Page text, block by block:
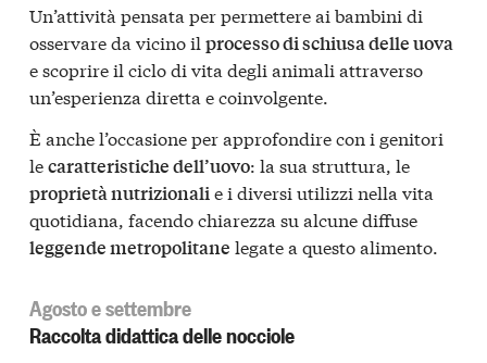
Un’attività pensata per permettere ai bambini di
osservare da vicino il processo di schiusa delle uova
e scoprire il ciclo di vita degli animali attraverso
un’esperienza diretta e coinvolgente.
È anche l’occasione per approfondire con i genitori
lecaratteristiche dell’uovo: la sua struttura, le
proprietà nutrizionali e i diversi utilizzi nella vita
quotidiana, facendo chiarezza su alcune diffuse
leggende metropolitane legate a questo alimento.
Agosto e settembre
Raccolta didattica delle nocciole